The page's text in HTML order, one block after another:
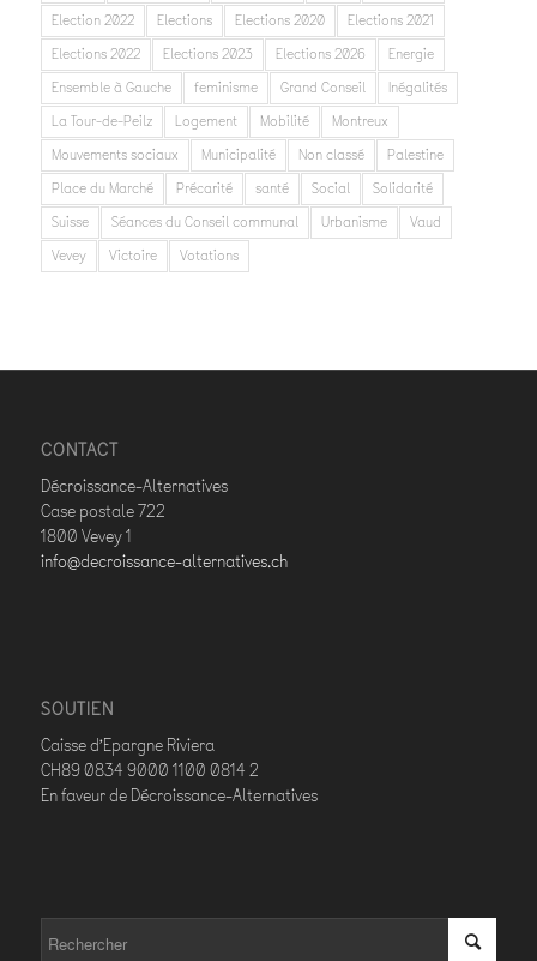
Election 2022
Elections Elections 2020
Elections 2021
Elections 2022
Elections 2023 Elections 2026
Energie
Ensemble à Gauche
feminisme Grand Conseil
Inégalités
La Tour-de-Peilz
Logement Mobilité
Montreux
Mouvements sociaux
Municipalité Non classé
Palestine
Place du Marché
Précarité santé Social
Solidarité
Suisse
Séances du Conseil communal Urbanisme
Vaud
Vevey
Victoire Votations
CONTACT
Décroissance-Alternatives
Case postale 722
1800 Vevey 1
info@decroissance-alternatives.ch
SOUTIEN
Caisse d’Epargne Riviera
CH89 0834 9000 1100 0814 2
En faveur de Décroissance-Alternatives